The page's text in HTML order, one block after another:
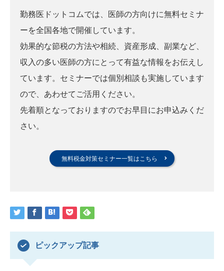
勤務医ドットコムでは、医師の方向けに無料セミナ
ーを全国各地で開催しています。
効果的な節税の方法や相続、資産形成、副業など、
収入の多い医師の方にとって有益な情報をお伝えし
ています。セミナーでは個別相談も実施しています
ので、あわせてご活用ください。
先着順となっておりますのでお早目にお申込みくだ
さい。
無料税金対策セミナー一覧はこちら
ピックアップ記事